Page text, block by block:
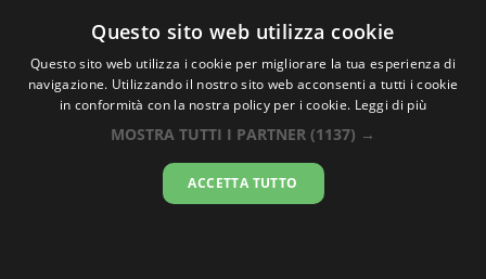
Oraesatta.co
Ora EsattaBarolai
04:05:29
Questo sito web utilizza cookie
Questo sito web utilizza i cookie per migliorare la tua esperienza di
navigazione. Utilizzando il nostro sito web acconsenti a tutti i cookie
in conformità con la nostra policy per i cookie. Leggi di più
MOSTRA TUTTI I PARTNER (1137) →
ACCETTA TUTTO